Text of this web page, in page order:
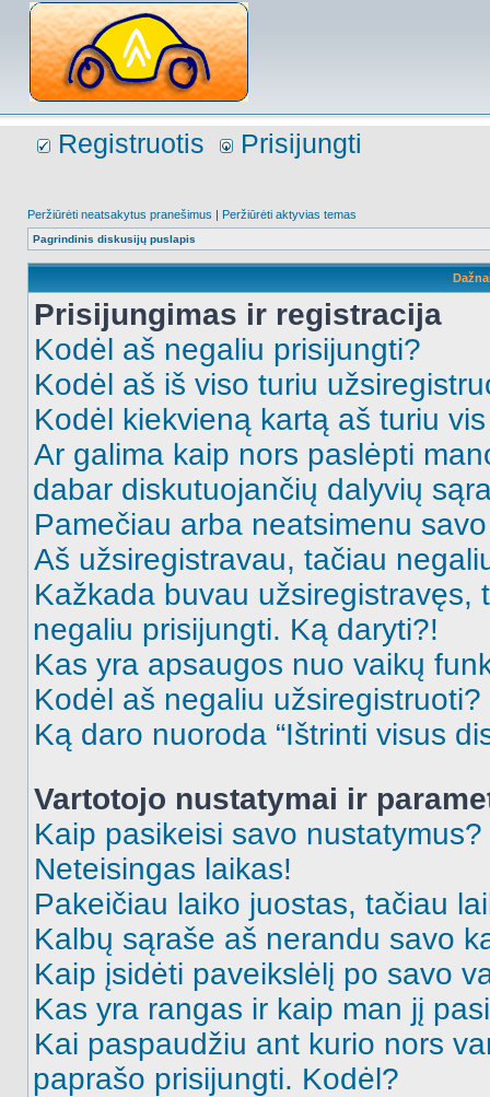
Registruotis Prisijungti
Peržiūrėti neatsakytus pranešimus | Peržiūrėti aktyvias temas
Pagrindinis diskusijų puslapis
Prisijungimas ir registracija
Kodėl aš negaliu prisijungti?
Kodėl aš iš viso turiu
Kodėl kiekvieną kartą aš turiu
Ar galima kaip nors paslėpti
dabar diskutuojančių dalyvių
Pamečiau arba neatsimenu
Aš užsiregistravau, tačiau
Kažkada buvau užsiregistravęs,
negaliu prisijungti. Ką daryti?!
Kas yra apsaugos nuo vaikų
Kodėl aš negaliu užsiregistruoti?
Ką daro nuoroda “Ištrinti visus
Vartotojo nustatymai ir
Kaip pasikeisi savo nustatymus?
Neteisingas laikas!
Pakeičiau laiko juostas, tačiau
Kalbų sąraše aš nerandu savo
Kaip įsidėti paveikslėlį po savo
Kas yra rangas ir kaip man jį
Kai paspaudžiu ant kurio nors
paprašo prisijungti. Kodėl?